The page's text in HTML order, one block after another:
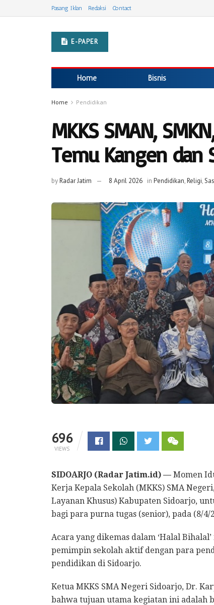
Pasang Iklan Redaksi Contact
E-PAPER
Home Bisnis
Home Pendidikan
MKKS SMAN,
Temu Kangen dan
byRadar Jatim 8 April 2026 in Pendidikan,Religi,
696
VIEWS
SIDOARJO (Radar Jatim.id) — Momen
Kerja Kepala Sekolah (MKKS) SMA
Layanan Khusus) Kabupaten Sidoarjo,
bagi para purna tugas (senior), pada (8/4/
Acara yang dikemas dalam ‘Halal
pemimpin sekolah aktif dengan para
pendidikan di Sidoarjo.
​Ketua MKKS SMA Negeri Sidoarjo, Dr.
bahwa tujuan utama kegiatan ini adalah